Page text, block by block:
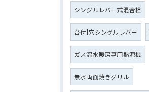
シングルレバー式混合栓
台付1穴シングルレバー
ガス温水暖房専用熱源機
無水両面焼きグリル